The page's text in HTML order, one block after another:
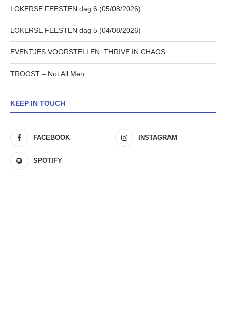
LOKERSE FEESTEN dag 6 (05/08/2026)
LOKERSE FEESTEN dag 5 (04/08/2026)
EVENTJES VOORSTELLEN: THRIVE IN CHAOS
TROOST – Not All Men
KEEP IN TOUCH
FACEBOOK INSTAGRAM
SPOTIFY